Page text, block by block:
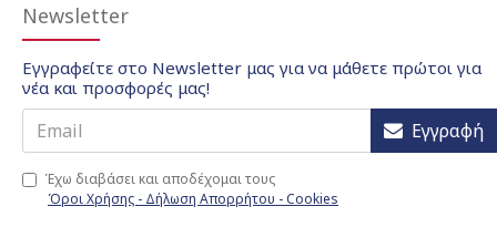
Newsletter
Εγγραφείτε στο Newsletter μας για να μάθετε πρώτοι για
νέα και προσφορές μας!
Εγγραφή
Έχω διαβάσει και αποδέχομαι τους
Όροι Χρήσης - Δήλωση Απορρήτου - Cookies